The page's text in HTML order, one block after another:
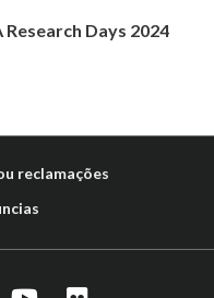
Research Days 2024
reclamações